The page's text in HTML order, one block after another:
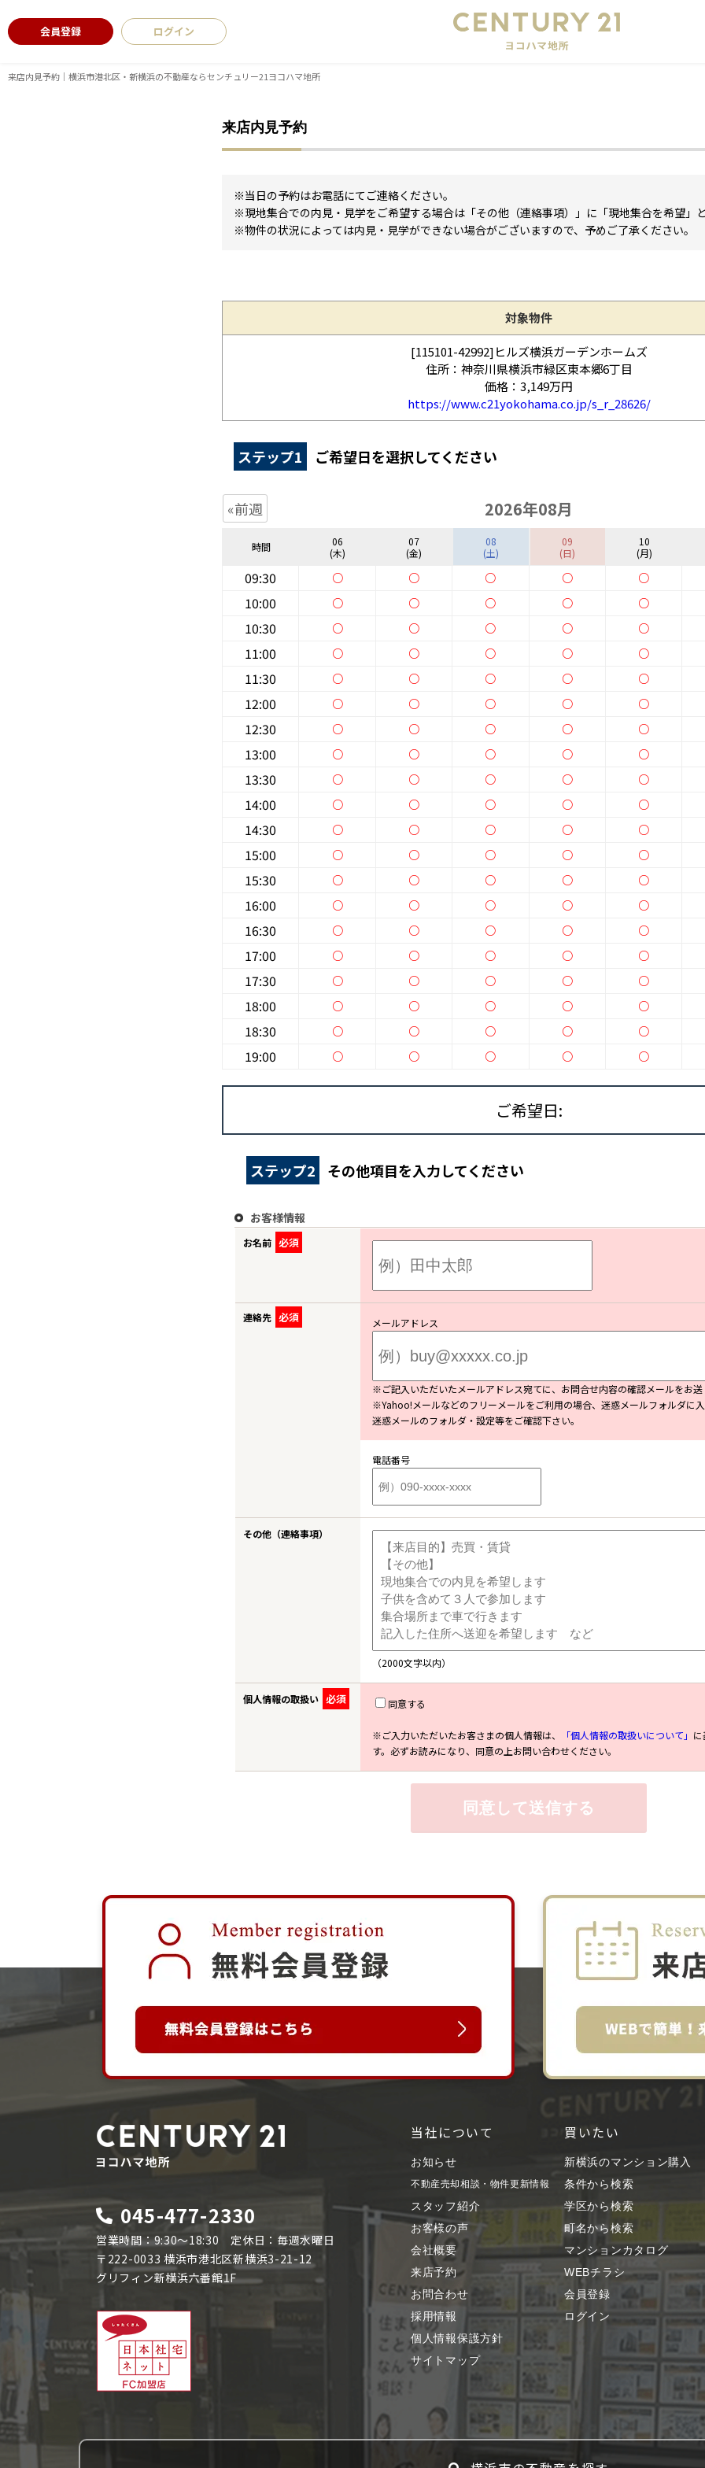
来店内見予約｜横浜市港北区・新横浜の不動産ならセンチュリー21ヨコハマ地所
会員登録 ログイン
TOP
買いたい
SALE
RENT
借りたい
LEASE BACK
リースバック
INHERITANCE
不動産相続 会社概要
スタッフ紹介
RECRUIT
CONTACT
お問い合わせ
来店内見予約
※当日の予約はお電話にてご連絡ください。
※現地集合での内見・見学をご希望する場合は「その他（連絡事項）」に「現地集合を希望」
※物件の状況によっては内見・見学ができない場合がございますので、予めご了承ください。
対象物件
[115101-42992]ヒルズ横浜ガーデンホームズ
住所：神奈川県横浜市緑区東本郷6丁目
価格：3,149万円
https://www.c21yokohama.co.jp/s_r_28626/
ステップ1 ご希望日を選択してください
«前週 2026年08月
時間
09:30
10:00
10:30
11:00
11:30
12:00
12:30
13:00
13:30
14:00
14:30
15:00
15:30
16:00
16:30
17:00
17:30
18:00
18:30
19:00
06
(木)
○
○
○
○
○
○
○
○
○
○
○
○
○
○
○
○
○
○
○
○
07
(金)
○
○
○
○
○
○
○
○
○
○
○
○
○
○
○
○
○
○
○
○
08
(土)
○
○
○
○
○
○
○
○
○
○
○
○
○
○
○
○
○
○
○
○
09
(日)
○
○
○
○
○
○
○
○
○
○
○
○
○
○
○
○
○
○
○
○
10
(月)
○
○
○
○
○
○
○
○
○
○
○
○
○
○
○
○
○
○
○
○
ご希望日:
ステップ2 その他項目を入力してください
お客様情報
お名前 必須
連絡先 必須 メールアドレス
※ご記入いただいたメールアドレス宛てに、お問合せ内容の確認メールをお送
※Yahoo!メールなどのフリーメールをご利用の場合、迷惑メールフォルダに入
迷惑メールのフォルダ・設定等をご確認下さい。
電話番号
その他（連絡事項）
（2000文字以内）
個人情報の取扱い 必須 同意する
※ご入力いただいたお客さまの個人情報は、 「個人情報の取扱いについて」
す。必ずお読みになり、同意の上お問い合わせください。
045-477-2330
営業時間：9:30～18:30 定休日：毎週水曜日
〒222-0033 横浜市港北区新横浜3-21-12
グリフィン新横浜六番館1F
当社について
お知らせ
不動産売却相談・物件更新情報
スタッフ紹介
お客様の声
会社概要
来店予約
お問合わせ
採用情報
個人情報保護方針
サイトマップ
買いたい
新横浜のマンション購入
条件から検索
学区から検索
町名から検索
マンションカタログ
WEBチラシ
会員登録
ログイン